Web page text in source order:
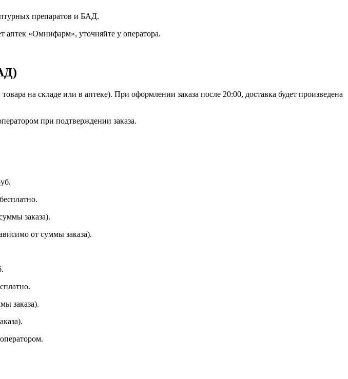
препаратов и БАД.
«Омнифарм», уточняйте у оператора.
на складе или в аптеке). При оформлении заказа после 20:00, доставка будет произведена
при подтверждении заказа.
заказа).
от суммы заказа).
заказа).